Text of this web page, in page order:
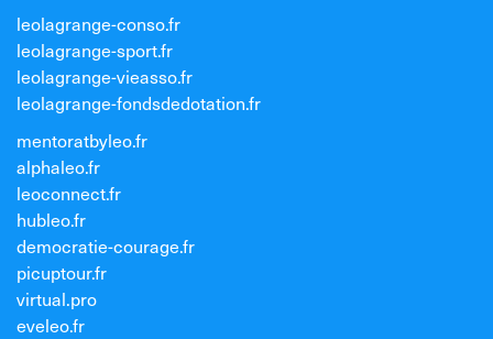
leolagrange-conso.fr
leolagrange-sport.fr
leolagrange-vieasso.fr
leolagrange-fondsdedotation.fr
mentoratbyleo.fr
alphaleo.fr
leoconnect.fr
hubleo.fr
democratie-courage.fr
picuptour.fr
virtual.pro
eveleo.fr